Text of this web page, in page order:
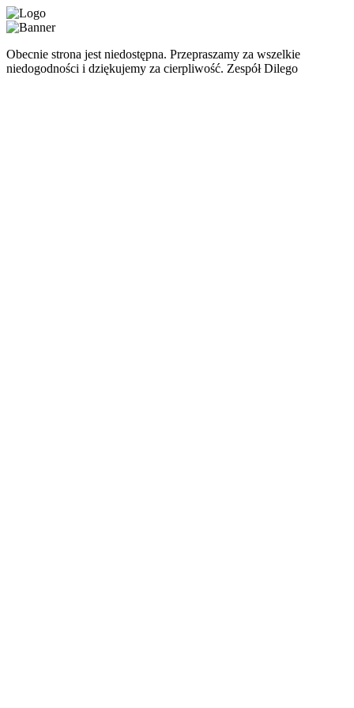
Obecnie strona jest niedostępna. Przepraszamy za wszelkie
niedogodności i dziękujemy za cierpliwość. Zespół Dilego